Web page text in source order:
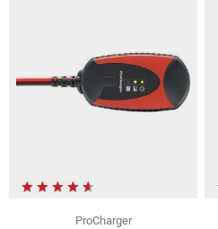
ProCharger